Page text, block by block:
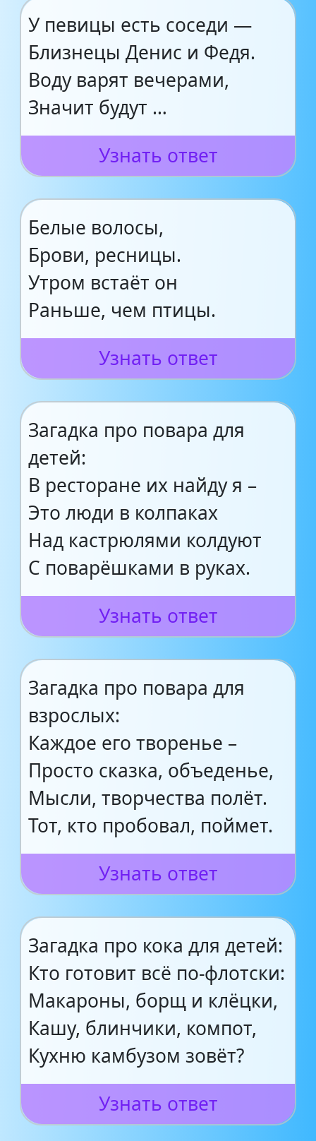
У певицы есть соседи —
Близнецы Денис и Федя.
Воду варят вечерами,
Значит будут …
Узнать ответ
Белые волосы,
Брови, ресницы.
Утром встаёт он
Раньше, чем птицы.
Узнать ответ
Загадка про повара для
детей:
В ресторане их найду я –
Это люди в колпаках
Над кастрюлями колдуют
С поварёшками в руках.
Узнать ответ
Загадка про повара для
взрослых:
Каждое его творенье –
Просто сказка, объеденье,
Мысли, творчества полёт.
Тот, кто пробовал, поймет.
Узнать ответ
Загадка про кока для детей:
Кто готовит всё по-флотски:
Макароны, борщ и клёцки,
Кашу, блинчики, компот,
Кухню камбузом зовёт?
Узнать ответ